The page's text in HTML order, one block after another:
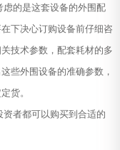
的是这套设备的外围配
下决心订购设备前仔细咨
技术参数，配套耗材的多
些外围设备的准确参数，
货。
者都可以购买到合适的